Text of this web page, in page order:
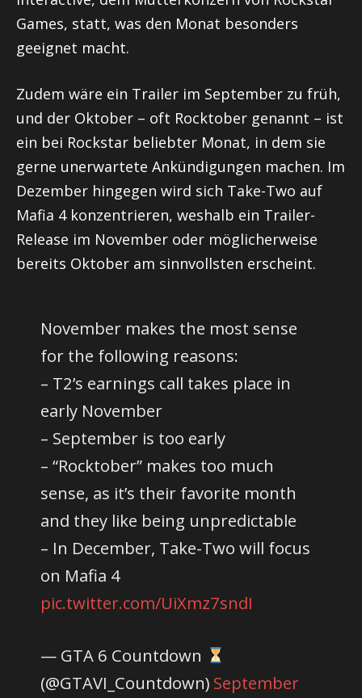
Games, statt, was den Monat besonders
geeignet macht.
Zudem wäre ein Trailer im September zu früh,
und der Oktober – oft Rocktober genannt – ist
ein bei Rockstar beliebter Monat, in dem sie
gerne unerwartete Ankündigungen machen. Im
Dezember hingegen wird sich Take-Two auf
Mafia 4 konzentrieren, weshalb ein Trailer-
Release im November oder möglicherweise
bereits Oktober am sinnvollsten erscheint.
November makes the most sense
for the following reasons:
– T2’s earnings call takes place in
early November
– September is too early
– “Rocktober” makes too much
sense, as it’s their favorite month
and they like being unpredictable
– In December, Take-Two will focus
on Mafia 4
pic.twitter.com/UiXmz7sndI
— GTA 6 Countdown
(@GTAVI_Countdown) September